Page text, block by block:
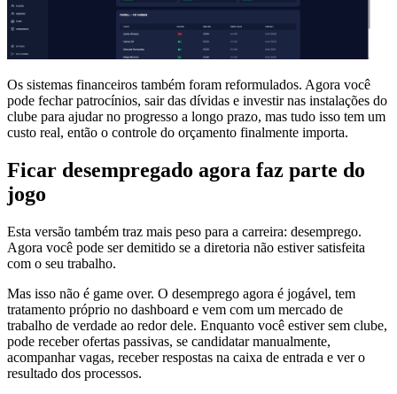
Os sistemas financeiros também foram reformulados. Agora você
pode fechar patrocínios, sair das dívidas e investir nas instalações do
clube para ajudar no progresso a longo prazo, mas tudo isso tem um
custo real, então o controle do orçamento finalmente importa.
Ficar desempregado agora faz parte do
jogo
Esta versão também traz mais peso para a carreira: desemprego.
Agora você pode ser demitido se a diretoria não estiver satisfeita
com o seu trabalho.
Mas isso não é game over. O desemprego agora é jogável, tem
tratamento próprio no dashboard e vem com um mercado de
trabalho de verdade ao redor dele. Enquanto você estiver sem clube,
pode receber ofertas passivas, se candidatar manualmente,
acompanhar vagas, receber respostas na caixa de entrada e ver o
resultado dos processos.